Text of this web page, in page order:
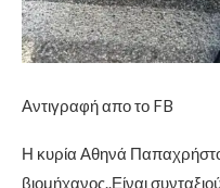
Αντιγραφή απο το FB
Η κυρία Αθηνά
βιομήχανος..Είναι